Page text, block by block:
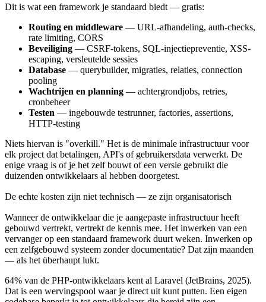
Dit is wat een framework je standaard biedt — gratis:
Routing en middleware — URL-afhandeling, auth-checks,
rate limiting, CORS
Beveiliging — CSRF-tokens, SQL-injectiepreventie, XSS-
escaping, versleutelde sessies
Database — querybuilder, migraties, relaties, connection
pooling
Wachtrijen en planning — achtergrondjobs, retries,
cronbeheer
Testen — ingebouwde testrunner, factories, assertions,
HTTP-testing
Niets hiervan is "overkill." Het is de minimale infrastructuur voor
elk project dat betalingen, API's of gebruikersdata verwerkt. De
enige vraag is of je het zelf bouwt of een versie gebruikt die
duizenden ontwikkelaars al hebben doorgetest.
De echte kosten zijn niet technisch — ze zijn organisatorisch
Wanneer de ontwikkelaar die je aangepaste infrastructuur heeft
gebouwd vertrekt, vertrekt de kennis mee. Het inwerken van een
vervanger op een standaard framework duurt weken. Inwerken op
een zelfgebouwd systeem zonder documentatie? Dat zijn maanden
— als het überhaupt lukt.
64% van de PHP-ontwikkelaars kent al Laravel (JetBrains, 2025).
Dat is een wervingspool waar je direct uit kunt putten. Een eigen